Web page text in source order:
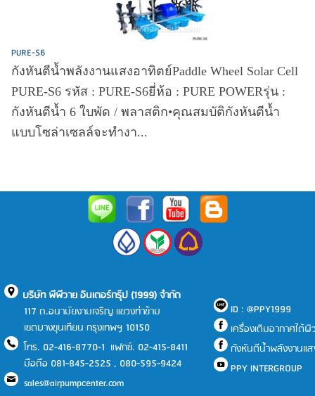
PURE-S6
กังหันตีน้ำพลังงานแสงอาทิตย์Paddle Wheel Solar Cell
PURE-S6 รหัส : PURE-S6ยี่ห้อ : PURE POWERรุ่น :
กังหันตีน้ำ 6 ใบพัด / พลาสติก•คุณสมบัติกังหันตีน้ำ
แบบโซล่าเซลล์จะทำงา...
บริษัท พีพีวาย อินเตอร์กรุ๊ป (1999) จำกัด
117 ถ.อนามัยงามเจริญ แขวงท่าข้าม
เขตบางขุนเทียน กรุงเทพฯ 10150
โทร. 02-416-8770-1 แฟกซ์. 02-415-8411
มือถือ 081-845-2525 , 080-595-9424
sales@airpumpcenter.com
ID : @PPY1999
เครื่องเติมอากาศใต้
กังหันตีน้ำพลังงานแส
PPY INTERGROUP